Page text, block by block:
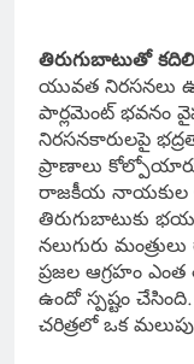
తిరుగుబాటుతో
యువత నిరసనలు
పార్లమెంట్ భవనం
నిరసనకారులపై
ప్రాణాలు కోల్పోయారు.
రాజకీయ నాయకుల
తిరుగుబాటుకు
నలుగురు
ప్రజల ఆగ్రహం
ఉందో స్పష్టం
చరిత్రలో ఒక